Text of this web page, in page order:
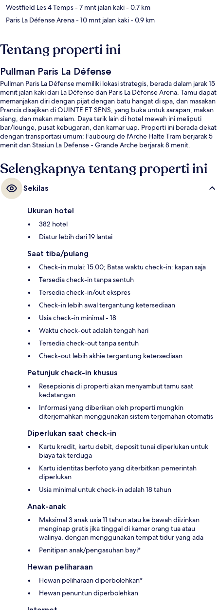
Westfield Les 4 Temps- 7 mnt jalan kaki- 0.7 km
Paris La Défense Arena- 10 mnt jalan kaki- 0.9 km
Tentang properti ini
Pullman Paris La Défense
Pullman Paris La Défense memiliki lokasi strategis, berada dalam jarak 15
menit jalan kaki dari La Défense dan Paris La Défense Arena. Tamu dapat
memanjakan diri dengan pijat dengan batu hangat di spa, dan masakan
Prancis disajikan di QUINTE ET SENS, yang buka untuk sarapan, makan
siang, dan makan malam. Daya tarik lain di hotel mewah ini meliputi
bar/lounge, pusat kebugaran, dan kamar uap. Properti ini berada dekat
dengan transportasi umum: Faubourg de l'Arche Halte Tram berjarak 5
menit dan Stasiun La Defense - Grande Arche berjarak 8 menit.
Selengkapnya tentang properti ini
Sekilas
Ukuran hotel
382 hotel
Diatur lebih dari 19 lantai
Saat tiba/pulang
Check-in mulai: 15.00; Batas waktu check-in: kapan saja
Tersedia check-in tanpa sentuh
Tersedia check-in/out ekspres
Check-in lebih awal tergantung ketersediaan
Usia check-in minimal - 18
Waktu check-out adalah tengah hari
Tersedia check-out tanpa sentuh
Check-out lebih akhie tergantung ketersediaan
Petunjuk check-in khusus
Resepsionis di properti akan menyambut tamu saat
kedatangan
Informasi yang diberikan oleh properti mungkin
diterjemahkan menggunakan sistem terjemahan otomatis
Diperlukan saat check-in
Kartu kredit, kartu debit, deposit tunai diperlukan untuk
biaya tak terduga
Kartu identitas berfoto yang diterbitkan pemerintah
diperlukan
Usia minimal untuk check-in adalah 18 tahun
Anak-anak
Maksimal 3 anak usia 11 tahun atau ke bawah diizinkan
menginap gratis jika tinggal di kamar orang tua atau
walinya, dengan menggunakan tempat tidur yang ada
Penitipan anak/pengasuhan bayi*
Hewan peliharaan
Hewan peliharaan diperbolehkan*
Hewan penuntun diperbolehkan